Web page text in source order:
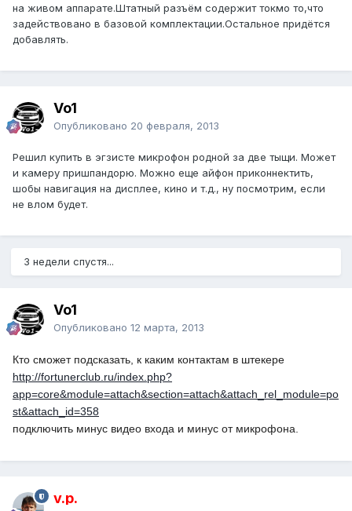
на живом аппарате.Штатный разъём содержит токмо то,что
задействовано в базовой комплектации.Остальное придётся
добавлять.
Vo1
Опубликовано 20 февраля, 2013
Решил купить в эгзисте микрофон родной за две тыщи. Может
и камеру пришпандорю. Можно еще айфон приконнектить,
шобы навигация на дисплее, кино и т.д., ну посмотрим, если
не влом будет.
3 недели спустя...
Vo1
Опубликовано 12 марта, 2013
Кто сможет подсказать, к каким контактам в штекере
http://fortunerclub.ru/index.php?
app=core&module=attach&section=attach&attach_rel_module=po
st&attach_id=358
подключить минус видео входа и минус от микрофона.
v.p.